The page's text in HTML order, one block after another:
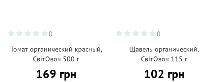
0
Томат органический красный,
СвітОвоч 500 г
169 грн
0
Щавель органический,
СвітОвоч 115 г
102 грн